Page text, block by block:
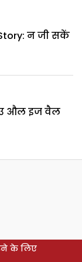
न जी सकें
औल इज वैल
के लिए